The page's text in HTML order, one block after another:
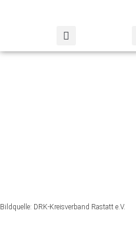
Bildquelle: DRK-Kreisverband Rastatt e.V.